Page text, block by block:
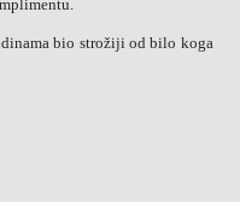
bio strožiji od bilo koga